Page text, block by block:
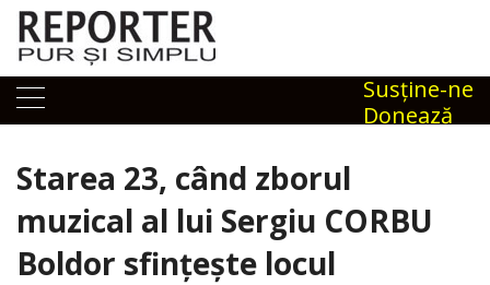
Skip
content
Susţine-ne
Donează
Starea 23, când zborul
muzical al lui Sergiu CORBU
Boldor sfințește locul